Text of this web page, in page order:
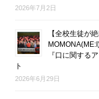
2026年7月2日
【全校生徒が
『口に関する
ト
2026年6月29日